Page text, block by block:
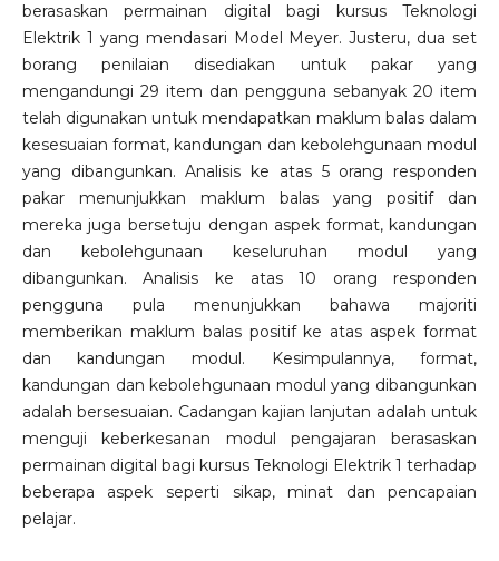
berasaskan permainan digital bagi kursus Teknologi
Elektrik 1 yang mendasari Model Meyer. Justeru, dua set
borang penilaian disediakan untuk pakar yang
mengandungi 29 item dan pengguna sebanyak 20 item
telah digunakan untuk mendapatkan maklum balas dalam
kesesuaian format, kandungan dan kebolehgunaan modul
yang dibangunkan. Analisis ke atas 5 orang responden
pakar menunjukkan maklum balas yang positif dan
mereka juga bersetuju dengan aspek format, kandungan
dan kebolehgunaan keseluruhan modul yang
dibangunkan. Analisis ke atas 10 orang responden
pengguna pula menunjukkan bahawa majoriti
memberikan maklum balas positif ke atas aspek format
dan kandungan modul. Kesimpulannya, format,
kandungan dan kebolehgunaan modul yang dibangunkan
adalah bersesuaian. Cadangan kajian lanjutan adalah untuk
menguji keberkesanan modul pengajaran berasaskan
permainan digital bagi kursus Teknologi Elektrik 1 terhadap
beberapa aspek seperti sikap, minat dan pencapaian
pelajar.